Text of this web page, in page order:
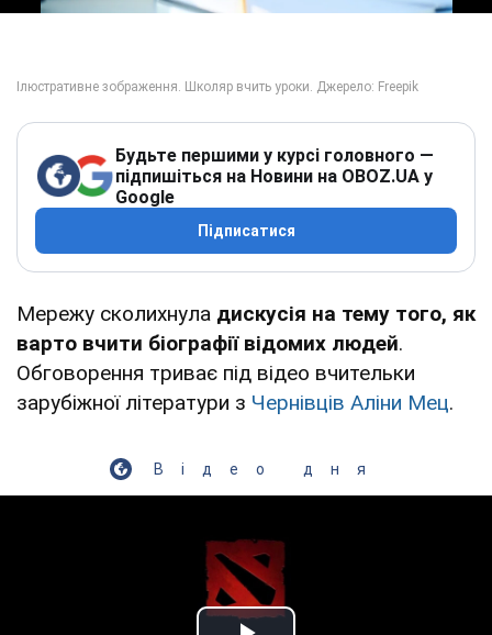
Будьте першими у курсі головного —
підпишіться на Новини на OBOZ.UA у
Google
Підписатися
Мережу сколихнула дискусія на тему того, як
варто вчити біографії відомих людей.
Обговорення триває під відео вчительки
зарубіжної літератури з Чернівців Аліни Мец.
Відео дня